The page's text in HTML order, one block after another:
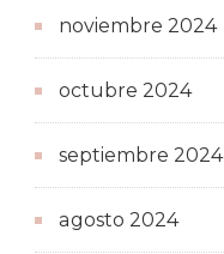
noviembre 2024
octubre 2024
septiembre 2024
agosto 2024